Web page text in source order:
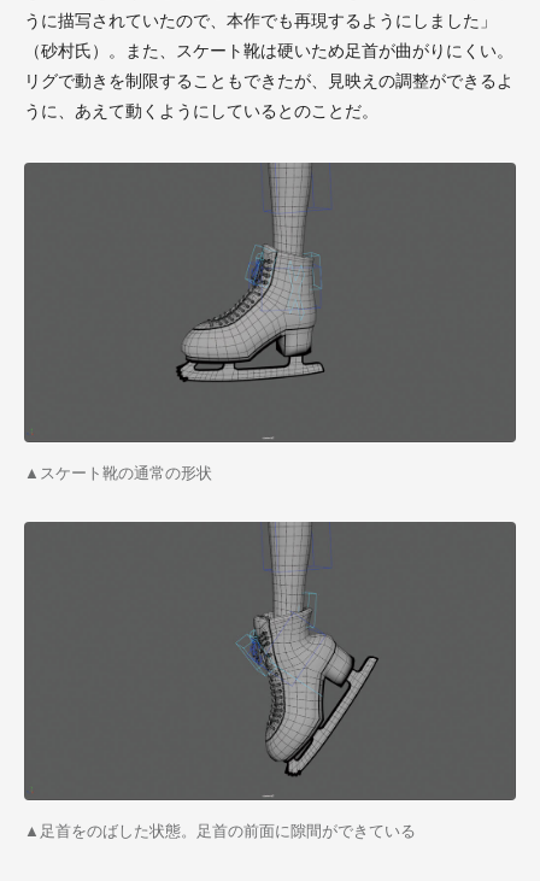
うに描写されていたので、本作でも再現するようにしました」
（砂村氏）。また、スケート靴は硬いため足首が曲がりにくい。
リグで動きを制限することもできたが、見映えの調整ができるよ
うに、あえて動くようにしているとのことだ。
▲スケート靴の通常の形状
▲足首をのばした状態。足首の前面に隙間ができている